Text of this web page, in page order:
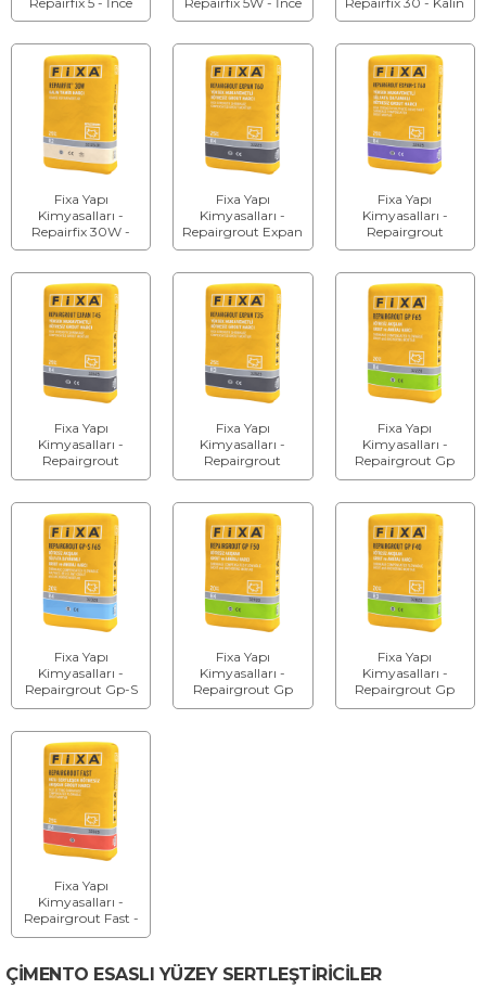
Tamir Harcı
Tamir Harcı
Tamir Harcı
Fixa Yapı
Kimyasalları -
Repairfix 30W -
Kalın Tamir Harcı
Fixa Yapı
Kimyasalları -
Repairgrout Expan
T60 - Yüksek
Rötresiz Grout
Harcı
Fixa Yapı
Kimyasalları -
Repairgrout
Expan-S T60 -
Mukavemetli
Sülfata Dayanıklı
Rötresiz Grout
Harcı
Fixa Yapı
Kimyasalları -
Repairgrout
Expan-T45 -
Rötresiz Grout
Harcı
Fixa Yapı
Kimyasalları -
Repairgrout
Expan-T35 -
Rötresiz Grout
Harcı
Fixa Yapı
Kimyasalları -
Repairgrout Gp
F65 - Rötresiz
Fixa Yapı
Kimyasalları -
Repairgrout Gp-S
F65 - Rötresiz
Ankraj Harcı
Fixa Yapı
Kimyasalları -
Repairgrout Gp
F50 - Rötresiz
Fixa Yapı
Kimyasalları -
Repairgrout Gp
F40 - Rötresiz
Fixa Yapı
Kimyasalları -
Repairgrout Fast -
Hızlı Sertleşen
Grout Harcı
ÇİMENTO ESASLI YÜZEY SERTLEŞTİRİCİLER